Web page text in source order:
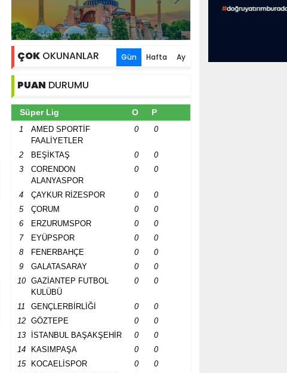
ÇOK OKUNANLAR Gün Hafta Ay
PUAN DURUMU
Süper Lig O P
1
AMED SPORTİF
FAALİYETLER
0 0
2 BEŞİKTAŞ 0
0
3
CORENDON
ALANYASPOR
0 0
4 ÇAYKUR RİZESPOR 0
0
5
ÇORUM 0
0
6
ERZURUMSPOR 0
0
7
EYÜPSPOR 0
0
8
FENERBAHÇE 0
0
9
GALATASARAY 0
0
10
GAZİANTEP FUTBOL
KULÜBÜ
0 0
11 GENÇLERBİRLİĞİ 0
0
12
GÖZTEPE 0
0
13
İSTANBUL BAŞAKŞEHİR 0
0
14
KASIMPAŞA 0
0
15
KOCAELİSPOR 0
0